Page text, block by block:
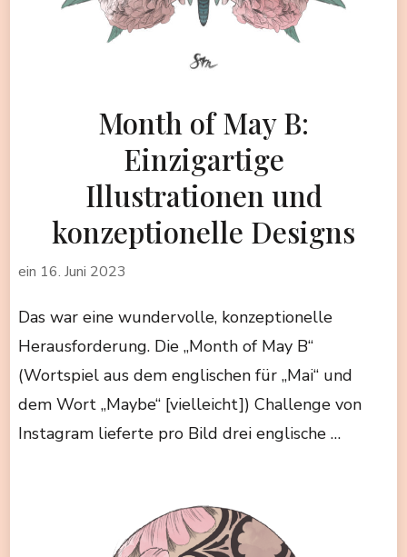
Month of May B:
Einzigartige
Illustrationen und
konzeptionelle Designs
ein 16. Juni 2023
Das war eine wundervolle, konzeptionelle
Herausforderung. Die „Month of May B“
(Wortspiel aus dem englischen für „Mai“ und
dem Wort „Maybe“ [vielleicht]) Challenge von
Instagram lieferte pro Bild drei englische …